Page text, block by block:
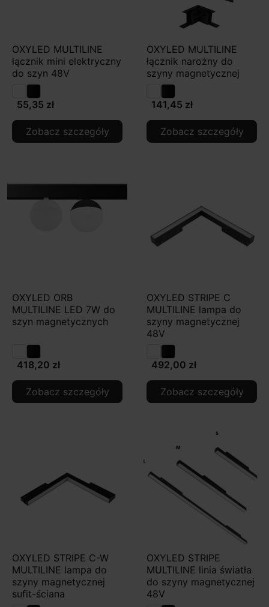
OXYLED MULTILINE
łącznik mini elektryczny
do szyn 48V
55,35 zł
Zobacz szczegóły
OXYLED MULTILINE
łącznik narożny do
szyny magnetycznej
141,45 zł
Zobacz szczegóły
OXYLED ORB
MULTILINE LED 7W do
szyn magnetycznych
418,20 zł
Zobacz szczegóły
OXYLED STRIPE C
MULTILINE lampa do
szyny magnetycznej
48V
492,00 zł
Zobacz szczegóły
OXYLED STRIPE C-W
MULTILINE lampa do
szyny magnetycznej
sufit-ściana
OXYLED STRIPE
MULTILINE linia światła
do szyny magnetycznej
48V